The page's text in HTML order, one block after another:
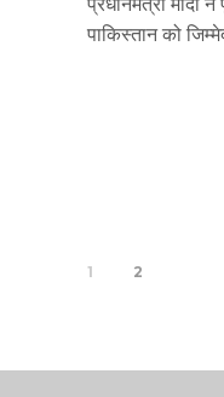
पाकिस्तान को
1 2